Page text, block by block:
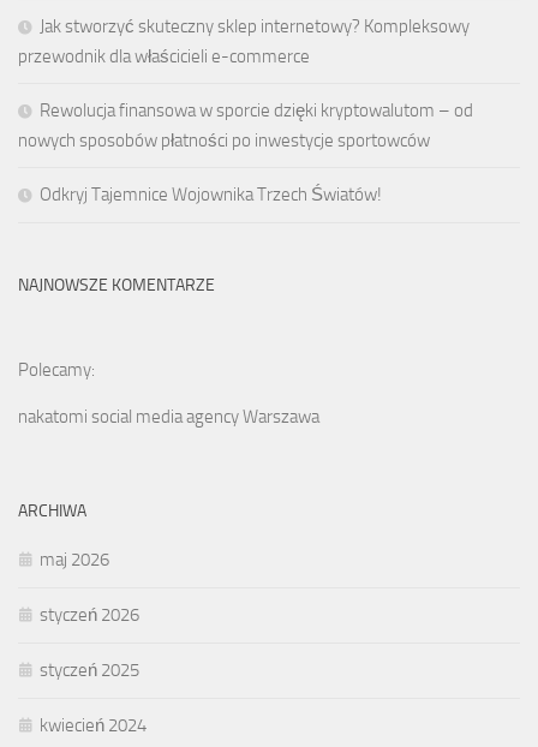
Jak stworzyć skuteczny sklep internetowy? Kompleksowy
przewodnik dla właścicieli e-commerce
Rewolucja finansowa w sporcie dzięki kryptowalutom – od
nowych sposobów płatności po inwestycje sportowców
Odkryj Tajemnice Wojownika Trzech Światów!
NAJNOWSZE KOMENTARZE
Polecamy:
nakatomi social media agency Warszawa
ARCHIWA
maj 2026
styczeń 2026
styczeń 2025
kwiecień 2024